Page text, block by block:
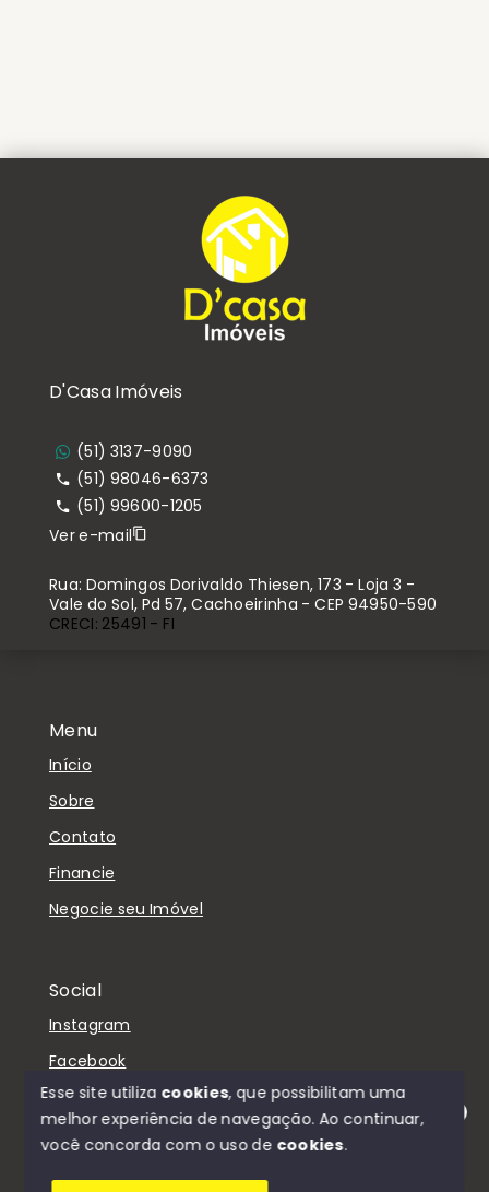
Olá! Estamos disponíveis para te ajudar.
Menu
Início
Sobre
Contato
Financie
Negocie seu Imóvel
Social
Instagram
Facebook
© Copyright 2026 - D'Casa Imóveis - Todos os
D'Casa Imóveis
(51) 3137-9090
(51) 98046-6373
(51) 99600-1205
Ver e-mail
Rua: Domingos Dorivaldo Thiesen, 173 - Loja 3 -
Vale do Sol, Pd 57, Cachoeirinha - CEP 94950-590
CRECI: 25491 - FI
Esse site utiliza cookies, que possibilitam uma
melhor experiência de navegação.Ao continuar,
você concorda com o uso de cookies.